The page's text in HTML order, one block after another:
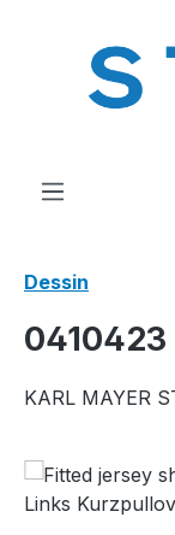
Dessin
0410423
KARL MAYER
Ignorer la